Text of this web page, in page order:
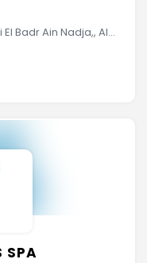
Ain Nadja,, Alger, Algérie
SPA